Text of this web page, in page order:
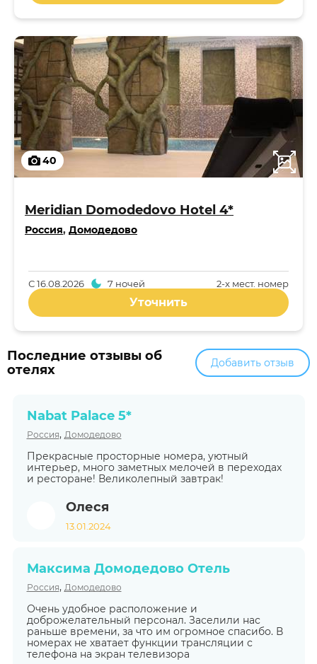
40
Meridian Domodedovo Hotel 4*
Россия, Домодедово
2-x мест. номер
С16.08.2026 7 ночей
Уточнить
Последние отзывы об
отелях
Добавить отзыв
Nabat Palace 5*
Россия, Домодедово
Прекрасные просторные номера, уютный
интерьер, много заметных мелочей в переходах
и ресторане! Великолепный завтрак!
Олеся
13.01.2024
Максима Домодедово Отель
Россия, Домодедово
Очень удобное расположение и
доброжелательный персонал. Заселили нас
раньше времени, за что им огромное спасибо. В
номерах не хватает функции трансляции с
телефона на экран телевизора